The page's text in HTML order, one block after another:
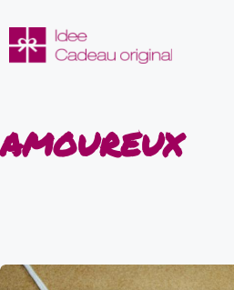
au
contenu
amoureux